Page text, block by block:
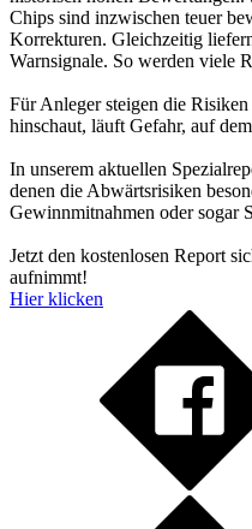
Chips sind inzwischen teuer
Korrekturen. Gleichzeitig
Warnsignale. So werden viele
Für Anleger steigen die
hinschaut, läuft Gefahr, auf
In unserem aktuellen
denen die Abwärtsrisiken
Gewinnmitnahmen oder sogar
Jetzt den kostenlosen Report
aufnimmt!
Hier klicken